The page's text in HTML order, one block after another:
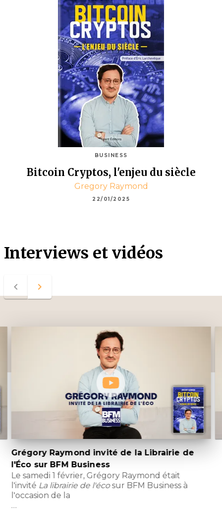
BUSINESS
Bitcoin Cryptos, l'enjeu du siècle
Gregory Raymond
22/01/2025
Interviews et vidéos
navigate_before navigate_next
Grégory Raymond invité de la Librairie de
l'Éco sur BFM Business
Le samedi 1 février, Grégory Raymond était
l'invité La librairie de l'écosur BFM Business à
l'occasion de la
…